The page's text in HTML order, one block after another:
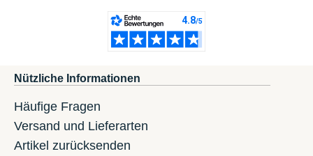
Nützliche Informationen
Häufige Fragen
Versand und Lieferarten
Artikel zurücksenden